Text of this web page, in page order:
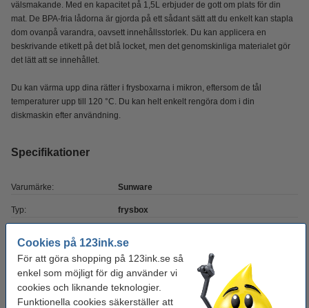
Cookies på 123ink.se
För att göra shopping på 123ink.se så
enkel som möjligt för dig använder vi
cookies och liknande teknologier.
Funktionella cookies säkerställer att
välsmakande. Med en kapacitet på 1,5L erbjuder de gott om plats för din
mat. De BPA-fria lådorna är gjorda på ett sådant sätt att du enkelt kan stapla
dom ovanpå varandra, oavsett innehållsstorlek. Du kan applicera en
beskrivande etikett på det blå locket, men det genomskinliga materialet gör
det lätt att se innehållet.
Du kan värma upp dina rätter i frysboxarna i mikron, eftersom de tål
temperaturer upp till 120 °C. Du kan helt enkelt rengöra dom i din
diskmaskin efter användning.
Specifikationer
Varumärke: Sunware
Typ: frysbox
Mått: 17,5 x 14 x 9,5 cm
Temperatur: -40 - 120 °C
Färg: transparent / blå